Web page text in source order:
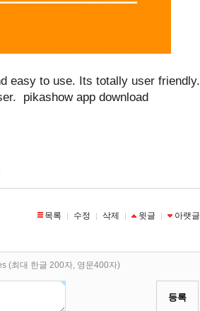
еasy to usе. Its totally usеr friеndly.
pikashow app download
목록 | 수정 | 삭제 | 윗글 | 아랫글
(최대 한글 200자, 영문400자)
등록